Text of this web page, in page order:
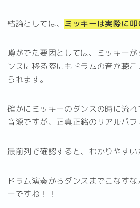
結論としては、 ミッキーは実際に叩
噂がでた要因としては、ミッキー
ンスに移る際にもドラムの音が聴
られます。
確かにミッキーのダンスの時に流
音源ですが、正真正銘のリアルパフ
最前列で確認すると、わかりやすい
ドラム演奏からダンスまでこなす
ーですね！！